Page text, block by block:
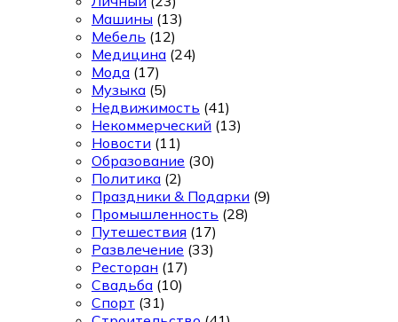
Машины (13)
Мебель (12)
Медицина (24)
Мода (17)
Музыка (5)
Недвижимость (41)
Некоммерческий (13)
Новости (11)
Образование (30)
Политика (2)
Праздники & Подарки (9)
Промышленность (28)
Путешествия (17)
Развлечение (33)
Ресторан (17)
Свадьба (10)
Спорт (31)